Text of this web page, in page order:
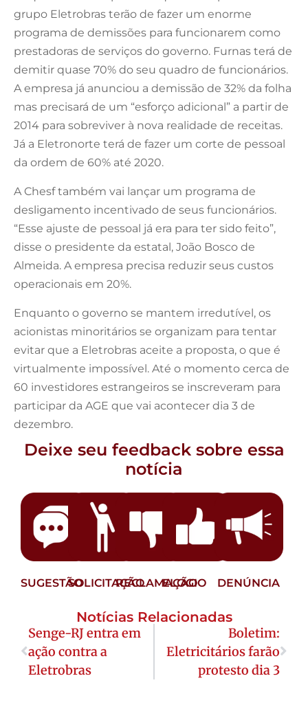
grupo Eletrobras terão de fazer um enorme
programa de demissões para funcionarem como
prestadoras de serviços do governo. Furnas terá de
demitir quase 70% do seu quadro de funcionários.
A empresa já anunciou a demissão de 32% da folha
mas precisará de um “esforço adicional” a partir de
2014 para sobreviver à nova realidade de receitas.
Já a Eletronorte terá de fazer um corte de pessoal
da ordem de 60% até 2020.
A Chesf também vai lançar um programa de
desligamento incentivado de seus funcionários.
“Esse ajuste de pessoal já era para ter sido feito”,
disse o presidente da estatal, João Bosco de
Almeida. A empresa precisa reduzir seus custos
operacionais em 20%.
Enquanto o governo se mantem irredutível, os
acionistas minoritários se organizam para tentar
evitar que a Eletrobras aceite a proposta, o que é
virtualmente impossível. Até o momento cerca de
60 investidores estrangeiros se inscreveram para
participar da AGE que vai acontecer dia 3 de
dezembro.
Deixe seu feedback sobre essa
notícia
SUGESTÃOSOLICITAÇÃORECLAMAÇÃO
ELOGIO DENÚNCIA
Notícias Relacionadas
Senge-RJ entra em
ação contra a
Eletrobras
Boletim:
Eletricitários farão
protesto dia 3